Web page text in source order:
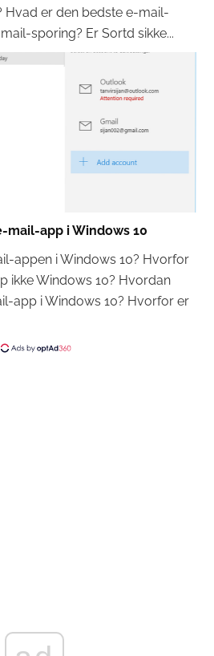
Hvad er den bedste e-mail-
sporing? Er Sortd sikke...
mail-app i Windows 10
appen i Windows 10? Hvorfor
ikke Windows 10? Hvordan
app i Windows 10? Hvorfor er